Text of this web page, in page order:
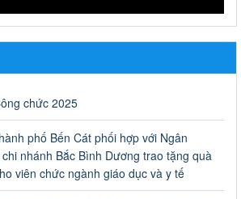
hiểu Luật Phòng, chống ma túy
hiểu Luật Phòng, chống ma túy
trình "Tiếp sức đến trường" năm
sách đề xuất học sinh nhận học bổng,
"Tiếp sức đến trường" năm học 2023-
chức 2025
phố Bến Cát phối hợp với Ngân
nhánh Bắc Bình Dương trao tặng quà
viên chức ngành giáo dục và y tế